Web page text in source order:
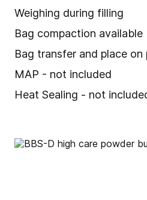
Weighing during filling
Bag compaction available
Bag transfer and place
MAP - not included
Heat Sealing - not